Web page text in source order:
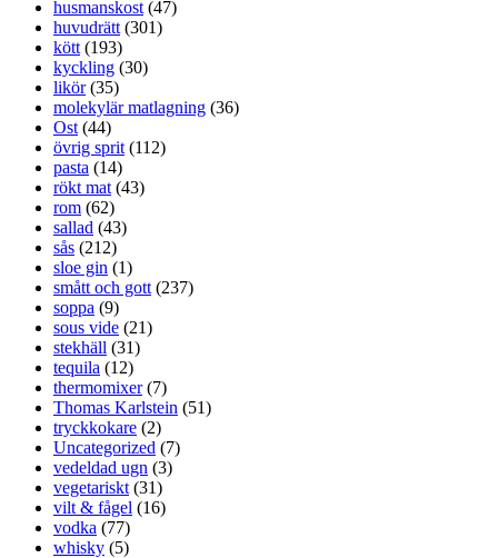
husmanskost (47)
huvudrätt (301)
kött (193)
kyckling (30)
likör(35)
molekylär matlagning (36)
Ost (44)
övrig sprit (112)
pasta (14)
rökt mat (43)
rom (62)
sallad (43)
sås (212)
sloe gin (1)
smått och gott (237)
soppa (9)
sous vide (21)
stekhäll (31)
tequila (12)
thermomixer(7)
Thomas Karlstein (51)
tryckkokare (2)
Uncategorized (7)
vedeldad ugn (3)
vegetariskt (31)
vilt & fågel (16)
vodka (77)
whisky (5)